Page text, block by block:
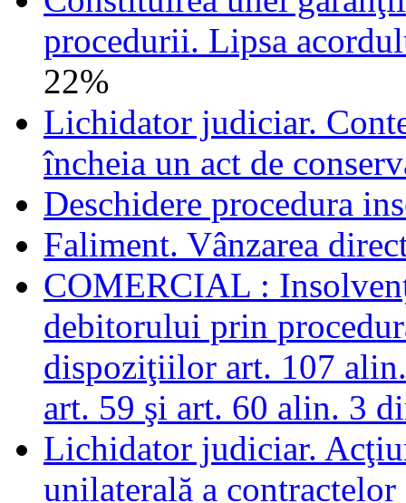
procedurii. Lipsa
22%
Lichidator judiciar.
încheia un act de
Deschidere procedura
Faliment. Vânzarea
COMERCIAL :
debitorului prin
dispoziţiilor art. 107
art. 59 şi art. 60 alin. 3
Lichidator judiciar.
unilaterală a